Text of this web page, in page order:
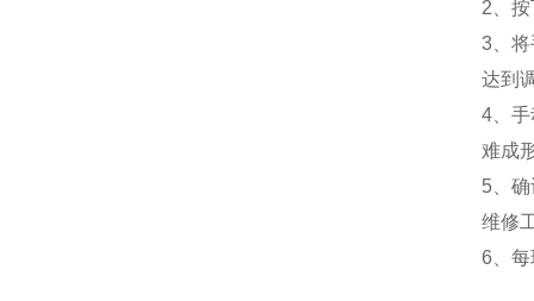
2、
3、
达到
4、
难成
5、
维修
6、